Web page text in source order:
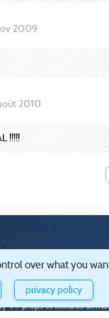
2009
2010
!!!!!
parGandi.Confidentialité et
à la une wikiguide
4 props et textures
over what you
privacy policy